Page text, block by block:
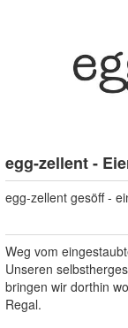
egg-zellent -
egg-zellent gesöff -
Weg vom
Unseren
bringen wir dorthin
Regal.